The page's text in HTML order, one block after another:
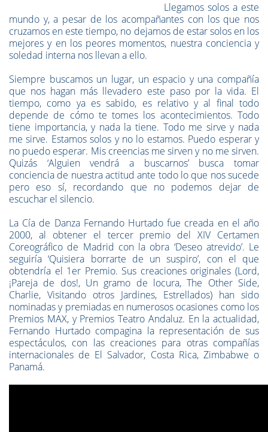
Llegamos solos a este
mundo y, a pesar de los acompañantes con los que nos
cruzamos en este tiempo, no dejamos de estar solos en los
mejores y en los peores momentos, nuestra conciencia y
soledad interna nos llevan a ello.
Siempre buscamos un lugar, un espacio y una compañía
que nos hagan más llevadero este paso por la vida. El
tiempo, como ya es sabido, es relativo y al final todo
depende de cómo te tomes los acontecimientos. Todo
tiene importancia, y nada la tiene. Todo me sirve y nada
me sirve. Estamos solos y no lo estamos. Puedo esperar y
no puedo esperar. Mis creencias me sirven y no me sirven.
Quizás ‘Alguien vendrá a buscarnos’ busca tomar
conciencia de nuestra actitud ante todo lo que nos sucede
pero eso sí, recordando que no podemos dejar de
escuchar el silencio.
La Cía de Danza Fernando Hurtado fue creada en el año
2000, al obtener el tercer premio del XIV Certamen
Coreográfico de Madrid con la obra ‘Deseo atrevido’. Le
seguiría ‘Quisiera borrarte de un suspiro’, con el que
obtendría el 1er Premio. Sus creaciones originales (Lord,
¡Pareja de dos!, Un gramo de locura, The Other Side,
Charlie, Visitando otros Jardines, Estrellados) han sido
nominadas y premiadas en numerosos ocasiones como los
Premios MAX, y Premios Teatro Andaluz. En la actualidad,
Fernando Hurtado compagina la representación de sus
espectáculos, con las creaciones para otras compañías
internacionales de El Salvador, Costa Rica, Zimbabwe o
Panamá.